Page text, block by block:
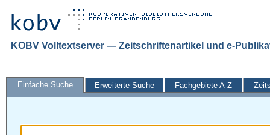
KOBV Volltextserver — Zeitschriftenartikel und e-
Einfache Suche Erweiterte Suche Fachgebiete A-Z